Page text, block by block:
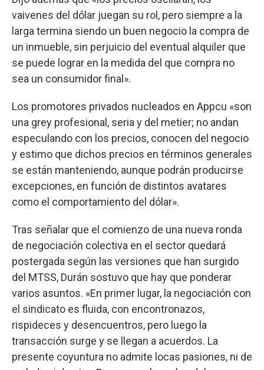
vaivenes del dólar juegan su rol, pero siempre a la
larga termina siendo un buen negocio la compra de
un inmueble, sin perjuicio del eventual alquiler que
se puede lograr en la medida del que compra no
sea un consumidor final».
Los promotores privados nucleados en Appcu «son
una grey profesional, seria y del metier; no andan
especulando con los precios, conocen del negocio
y estimo que dichos precios en términos generales
se están manteniendo, aunque podrán producirse
excepciones, en función de distintos avatares
como el comportamiento del dólar».
Tras señalar que el comienzo de una nueva ronda
de negociación colectiva en el sector quedará
postergada según las versiones que han surgido
del MTSS, Durán sostuvo que hay que ponderar
varios asuntos. «En primer lugar, la negociación con
el sindicato es fluida, con encontronazos,
rispideces y desencuentros, pero luego la
transacción surge y se llegan a acuerdos. La
presente coyuntura no admite locas pasiones, ni de